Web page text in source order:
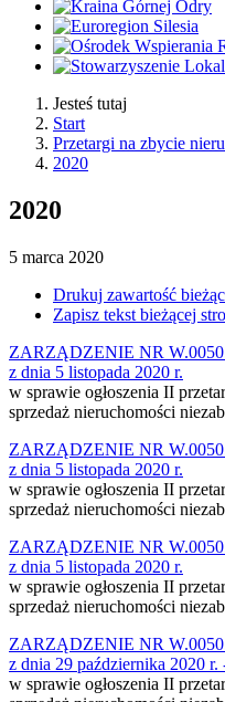
Jesteś tutaj
Start
Przetargi na zbycie
2020
2020
5 marca 2020
Drukuj zawartość
Zapisz tekst bieżącej
ZARZĄDZENIE NR
z dnia 5 listopada 2020 r.
w sprawie ogłoszenia II
sprzedaż nieruchomości
ZARZĄDZENIE NR
z dnia 5 listopada 2020 r.
w sprawie ogłoszenia II
sprzedaż nieruchomości
ZARZĄDZENIE NR
z dnia 5 listopada 2020 r.
w sprawie ogłoszenia II
sprzedaż nieruchomości
ZARZĄDZENIE NR
z dnia 29 października 2020 r.
w sprawie ogłoszenia II